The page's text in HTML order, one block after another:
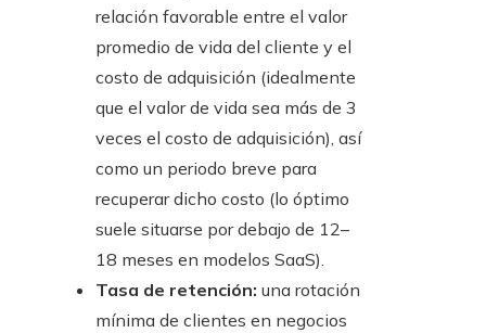
relación favorable entre el valor
promedio de vida del cliente y el
costo de adquisición (idealmente
que el valor de vida sea más de 3
veces el costo de adquisición), así
como un periodo breve para
recuperar dicho costo (lo óptimo
suele situarse por debajo de 12–
18 meses en modelos SaaS).
Tasa de retención: una rotación
mínima de clientes en negocios